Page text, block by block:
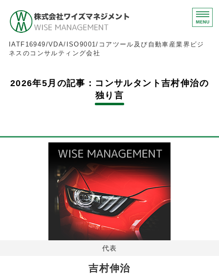
株式会社ワイズマ
IATF16949/VDA/ISO9001/コアツール及び自動車産業界ビジ
ネスのコンサルティング会社
その他サービス
2026年5月の記事：コンサルタント吉村伸治の
独り言
代表
吉村伸治